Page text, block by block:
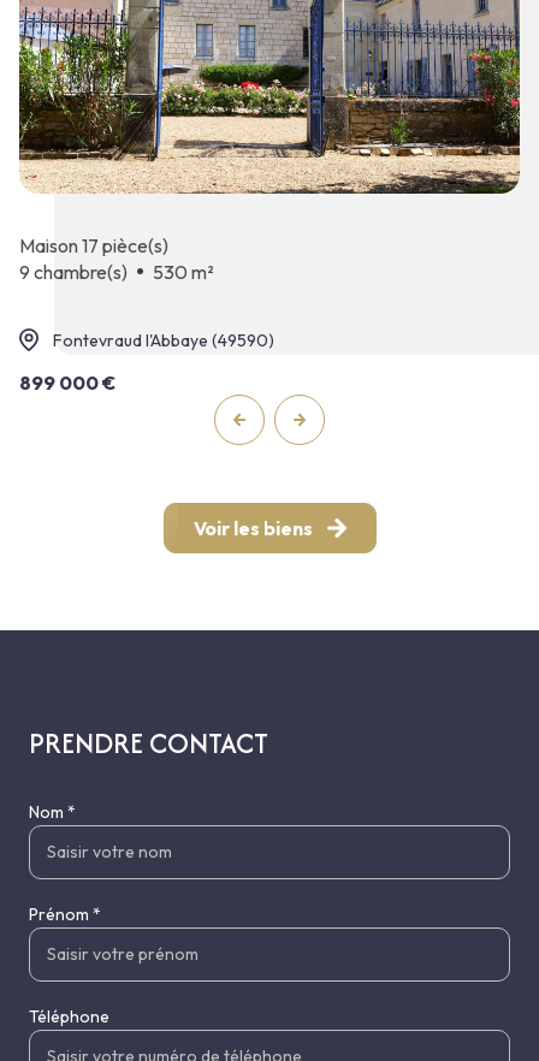
maison 17 pièce(s)
9 chambre(s)
530 m²
Fontevraud l'Abbaye (49590)
899 000 €
Voir les biens
PRENDRE CONTACT
Nom *
Prénom *
Téléphone